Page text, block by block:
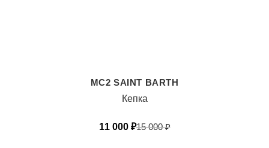
MC2 SAINT BARTH
Кепка
11 000 ₽15 000₽